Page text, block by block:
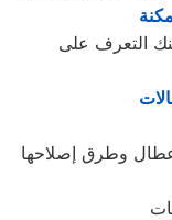
التعرف على
وطرق إصلاحها